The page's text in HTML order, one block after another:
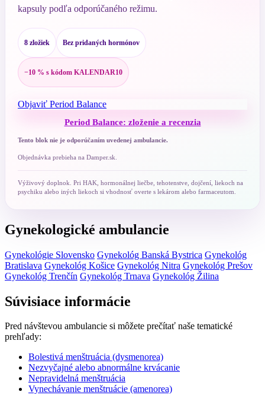
kapsuly podľa odporúčaného režimu.
8 zložiek Bez pridaných hormónov
−10 % s kódom KALENDAR10
Objaviť Period Balance
Period Balance: zloženie a recenzia
Tento blok nie je odporúčaním uvedenej ambulancie.
Objednávka prebieha na Damper.sk.
Výživový doplnok. Pri HAK, hormonálnej liečbe, tehotenstve, dojčení, liekoch na
psychiku alebo iných liekoch si vhodnosť overte s lekárom alebo farmaceutom.
Gynekologické ambulancie
Gynekológie Slovensko Gynekológ Banská Bystrica Gynekológ
Bratislava Gynekológ Košice Gynekológ Nitra Gynekológ Prešov
Gynekológ Trenčín Gynekológ Trnava Gynekológ Žilina
Súvisiace informácie
Pred návštevou ambulancie si môžete prečítať naše tematické
prehľady:
Bolestivá menštruácia (dysmenorea)
Nezvyčajné alebo abnormálne krvácanie
Nepravidelná menštruácia
Vynechávanie menštruácie (amenorea)